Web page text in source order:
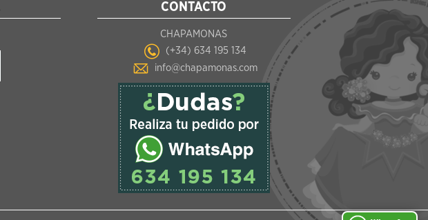
CONTACTO
CHAPAMONAS
(+34) 634 195 134
info@chapamonas.com